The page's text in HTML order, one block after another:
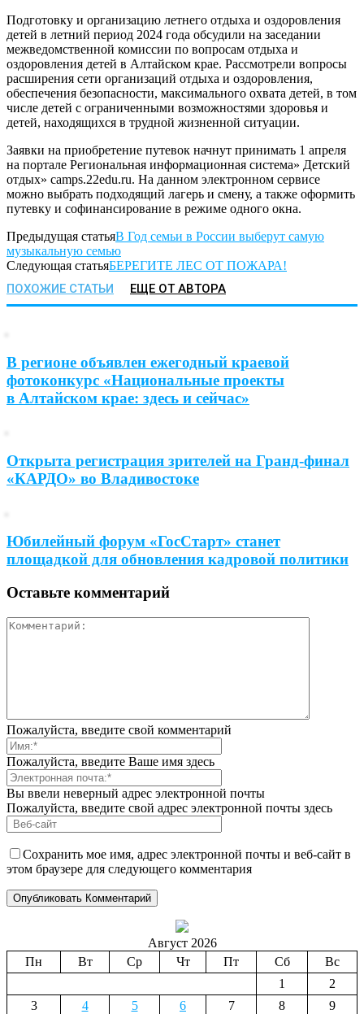
Подготовку и организацию летнего отдыха и оздоровления
детей в летний период 2024 года обсудили на заседании
межведомственной комиссии по вопросам отдыха и
оздоровления детей в Алтайском крае. Рассмотрели вопросы
расширения сети организаций отдыха и оздоровления,
обеспечения безопасности, максимального охвата детей, в том
числе детей с ограниченными возможностями здоровья и
детей, находящихся в трудной жизненной ситуации.
Заявки на приобретение путевок начнут принимать 1 апреля
на портале Региональная информационная система» Детский
отдых» camps.22edu.ru. На данном электронном сервисе
можно выбрать подходящий лагерь и смену, а также оформить
путевку и софинансирование в режиме одного окна.
Предыдущая статьяВ Год семьи в России выберут самую
музыкальную семью
Следующая статьяБЕРЕГИТЕ ЛЕС ОТ ПОЖАРА!
ПОХОЖИЕ СТАТЬИ ЕЩЕ ОТ АВТОРА
В регионе объявлен ежегодный краевой
фотоконкурс «Национальные проекты
в Алтайском крае: здесь и сейчас»
Открыта регистрация зрителей на Гранд-финал
«КАРДО» во Владивостоке
Юбилейный форум «ГосСтарт» станет
площадкой для обновления кадровой политики
Оставьте комментарий
Пожалуйста, введите свой комментарий
Пожалуйста, введите Ваше имя здесь
Вы ввели неверный адрес электронной почты
Пожалуйста, введите свой адрес электронной почты здесь
Сохранить мое имя, адрес электронной почты и веб-сайт в
этом браузере для следующего комментария
Август 2026
Пн
Вт Ср Чт Пт Сб
Вс
1
2
3
4 5 6 7 8 9